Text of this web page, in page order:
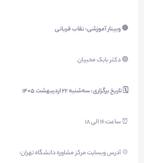
🛑 وبینار آموزشی: نقاب قربانی
🟣 دکتر بابک محبیان
🗓 تاریخ برگزاری: سه‌شنبه ۲2 اردیبهشت 1405
⏰ ساعت:16 الی 18
💠 آدرس وبسایت مرکز مشاوره دانشگاه تهران: